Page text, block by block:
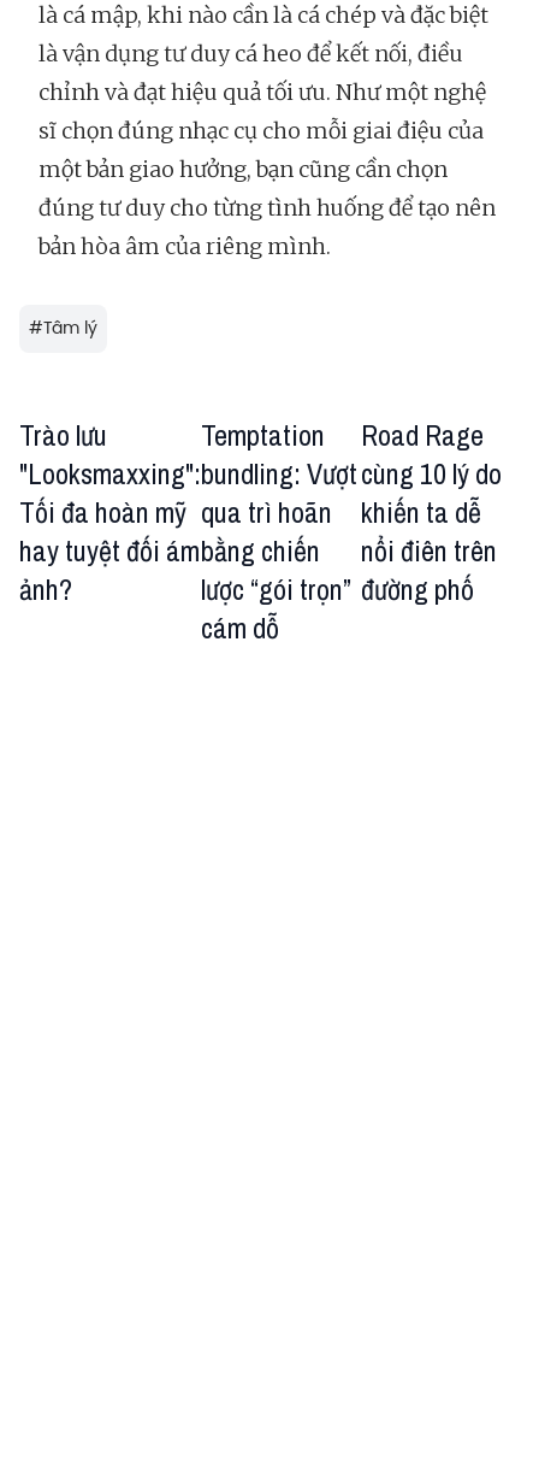
là cá mập, khi nào cần là cá chép và đặc biệt
là vận dụng tư duy cá heo để kết nối, điều
chỉnh và đạt hiệu quả tối ưu. Như một nghệ
sĩ chọn đúng nhạc cụ cho mỗi giai điệu của
một bản giao hưởng, bạn cũng cần chọn
đúng tư duy cho từng tình huống để tạo nên
bản hòa âm của riêng mình.
#Tâm lý
Trào lưu
"Looksmaxxing":
Tối đa hoàn mỹ
hay tuyệt đối ám
ảnh?
Temptation
bundling: Vượt
qua trì hoãn
bằng chiến
lược “gói trọn”
cám dỗ
Road Rage
cùng 10 lý do
khiến ta dễ
nổi điên trên
đường phố